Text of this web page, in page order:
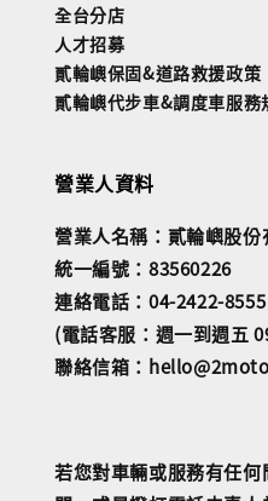
全台分店
人才招募
貳輪嶼保固&道路救援政策
貳輪嶼代步車&調度車服務
營業人資料
營業人名稱：貳輪嶼股份
統一編號：83560226
連絡電話：04-2422-8555
(電話客服：週一到週五
聯絡信箱：
若您對車輛或服務有任